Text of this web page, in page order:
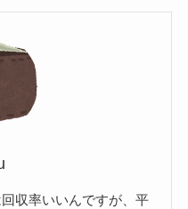
収率いいんですが、平